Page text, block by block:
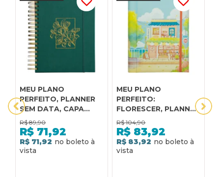
MEU PLANO
PERFEITO, PLANNER
SEM DATA, CAPA
VERDE TECIDO
SOBRE CAPA DURA |
PLANNER 2026
R$ 89,90
R$ 71,92
R$ 71,92
MEU PLANO
PERFEITO:
FLORESCER, PLANNER
SEM DATA PARA
ADOLESCENTES COM
CAPA ALMOFADADA
E ESPIRAL OCULTO,
R$ 104,90
R$ 83,92
R$ 83,92